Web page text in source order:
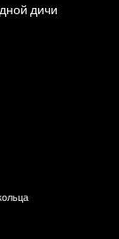
дичи